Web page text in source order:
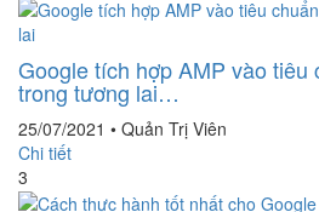
Google tích hợp AMP vào tiêu
trong tương lai…
25/07/2021 • Quản Trị Viên
Chi tiết
3